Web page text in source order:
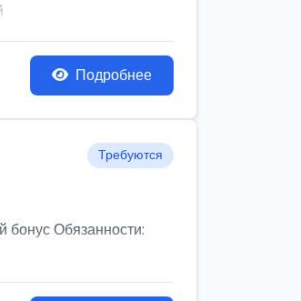
Подробнее
Требуются
Обязанности: